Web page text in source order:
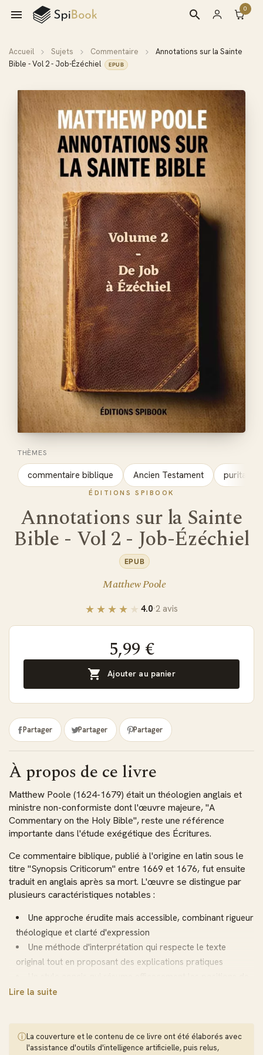
 0
search
Accueil Sujets Commentaire
Annotations sur la Sainte
Bible - Vol 2 - Job-Ézéchiel
EPUB
THÈMES
commentaire biblique Ancien Testament puritains
ÉDITIONS SPIBOOK
Annotations sur la Sainte
Bible - Vol 2 - Job-Ézéchiel
EPUB
Matthew Poole
4.0·2 avis
5,99 €
 Ajouter au panier
Partager Partager Partager
À propos de ce livre
Matthew Poole (1624-1679) était un théologien anglais et
ministre non-conformiste dont l'œuvre majeure, "A
Commentary on the Holy Bible", reste une référence
importante dans l'étude exégétique des Écritures.
Ce commentaire biblique, publié à l'origine en latin sous le
titre "Synopsis Criticorum" entre 1669 et 1676, fut ensuite
traduit en anglais après sa mort. L'œuvre se distingue par
plusieurs caractéristiques notables :
Une approche érudite mais accessible, combinant rigueur
théologique et clarté d'expression
Une méthode d'interprétation qui respecte le texte
original tout en proposant des explications pratiques
nombreux commentateurs antérieurs
Le commentaire couvre l'intégralité de la Bible, tant l'Ancien
Lire la suite
ⓘLa couverture et le contenu de ce livre ont été élaborés avec
l'assistance d'outils d'intelligence artificielle, puis relus,